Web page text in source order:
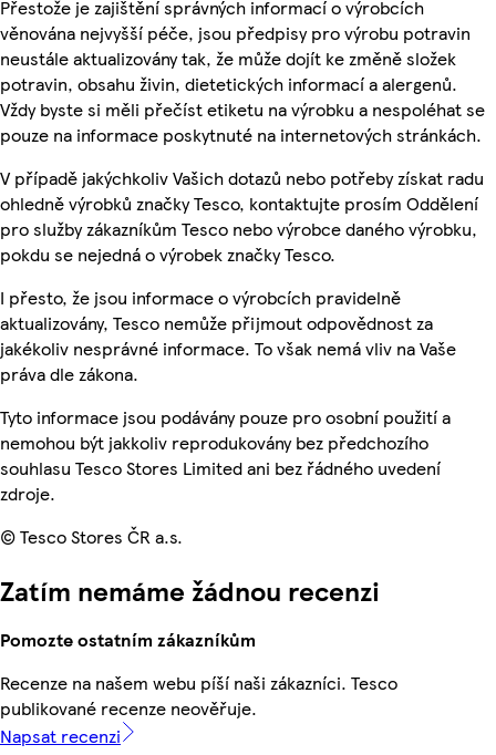
Přestože je zajištění správných informací o výrobcích
věnována nejvyšší péče, jsou předpisy pro výrobu potravin
neustále aktualizovány tak, že může dojít ke změně složek
potravin, obsahu živin, dietetických informací a alergenů.
Vždy byste si měli přečíst etiketu na výrobku a nespoléhat se
pouze na informace poskytnuté na internetových stránkách.
V případě jakýchkoliv Vašich dotazů nebo potřeby získat radu
ohledně výrobků značky Tesco, kontaktujte prosím Oddělení
pro služby zákazníkům Tesco nebo výrobce daného výrobku,
pokdu se nejedná o výrobek značky Tesco.
I přesto, že jsou informace o výrobcích pravidelně
aktualizovány, Tesco nemůže přijmout odpovědnost za
jakékoliv nesprávné informace. To však nemá vliv na Vaše
práva dle zákona.
Tyto informace jsou podávány pouze pro osobní použití a
nemohou být jakkoliv reprodukovány bez předchozího
souhlasu Tesco Stores Limited ani bez řádného uvedení
zdroje.
© Tesco Stores ČR a.s.
Zatím nemáme žádnou recenzi
Pomozte ostatním zákazníkům
Recenze na našem webu píší naši zákazníci. Tesco
publikované recenze neověřuje.
Napsat recenzi